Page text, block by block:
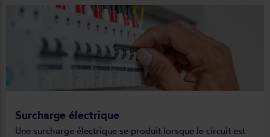
Surcharge électrique
Une surcharge électrique se produit lorsque le circuit est